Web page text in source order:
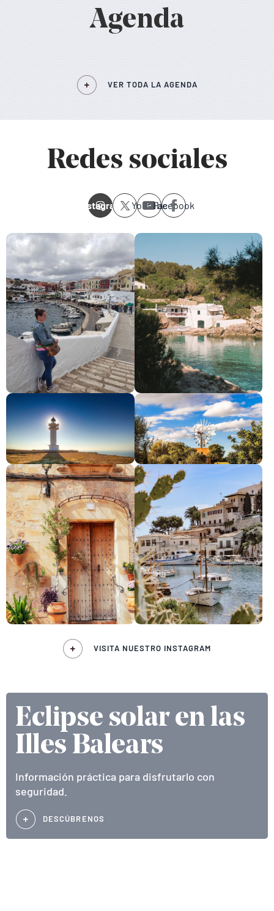
Agenda
VER TODA LA AGENDA
Redes sociales
Instagram YoutubeFacebook
VISITA NUESTRO INSTAGRAM
Eclipse solar en las
Illes Balears
Información práctica para disfrutarlo con
seguridad.
DESCÚBRENOS